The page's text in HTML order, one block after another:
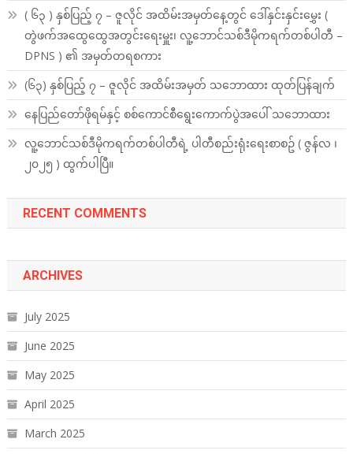
( ၆၃ ) နှစ်ပြည့် ၇ – ဇူလိုင် အထိမ်းအမှတ်နေ့တွင် ဒေါ်နှင်းနှင်းမွှေး (
တွဲဖက်အထွေထွေအတွင်းရေးမှူး၊ လူ့ဘောင်သစ်ဒီမိုကရက်တစ်ပါတီ –
DPNS ) ၏ အမှတ်တရစကား
(၆၃) နှစ်ပြည့် ၇ – ဇူလိုင် အထိမ်းအမှတ် သဘောထား ထုတ်ပြန်ချက်
နေပြည်တော်ဖိုရမ်နှင့် စစ်ကောင်စီရွေးကောက်ပွဲအပေါ် သဘောထား
လူ့ဘောင်သစ်ဒီမိုကရက်တစ်ပါတီရဲ့ ပါတီစည်းရုံးရေးစာစဥ် ( ဇွန်လ ၊
၂၀၂၅ ) ထွက်ပါပြီ။
RECENT COMMENTS
ARCHIVES
July 2025
June 2025
May 2025
April 2025
March 2025